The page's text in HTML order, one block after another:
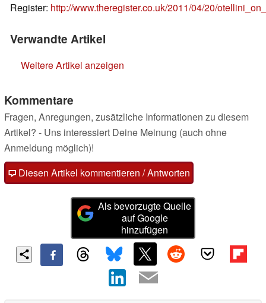
Register: http://www.theregister.co.uk/2011/04/20/
Verwandte Artikel
Weitere Artikel anzeigen
Kommentare
Fragen, Anregungen, zusätzliche Informationen zu diesem
Artikel? - Uns interessiert Deine Meinung (auch ohne
Anmeldung möglich)!
Diesen Artikel kommentieren / Antworten
Als bevorzugte Quelle
auf Google
hinzufügen